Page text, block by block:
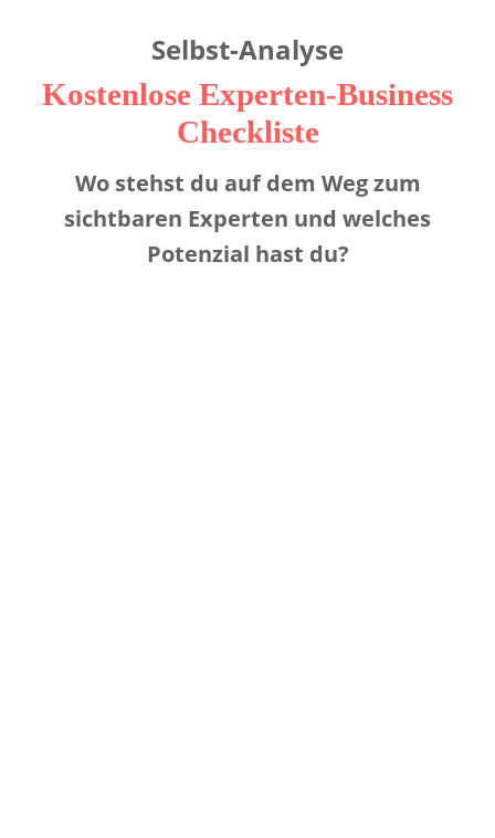
Selbst-Analyse
Kostenlose Experten-Business
Checkliste
Wo stehst du auf dem Weg zum
sichtbaren Experten und welches
Potenzial hast du?